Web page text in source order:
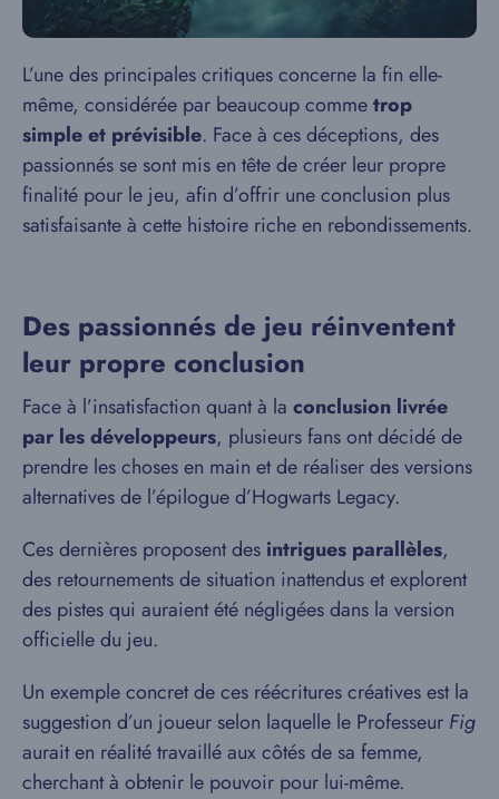
L’une des principales critiques concerne la fin elle-
même, considérée par beaucoup commetrop
simple et prévisible. Face à ces déceptions, des
passionnés se sont mis en tête de créer leur propre
finalité pour le jeu, afin d’offrir une conclusion plus
satisfaisante à cette histoire riche en rebondissements.
Des passionnés de jeu réinventent
leur propre conclusion
Face à l’insatisfaction quant à la conclusion livrée
par les développeurs, plusieurs fans ont décidé de
prendre les choses en main et de réaliser des versions
alternatives de l’épilogue d’Hogwarts Legacy.
Ces dernières proposent des intrigues parallèles,
des retournements de situation inattendus et explorent
des pistes qui auraient été négligées dans la version
officielle du jeu.
Un exemple concret de ces réécritures créatives est la
suggestion d’un joueur selon laquelle le Professeur Fig
aurait en réalité travaillé aux côtés de sa femme,
cherchant à obtenir le pouvoir pour lui-même.